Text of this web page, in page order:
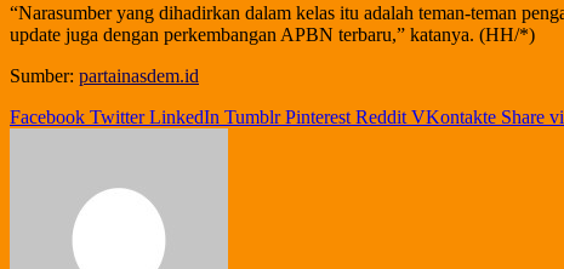
“Narasumber yang dihadirkan dalam kelas itu adalah teman-teman
update juga dengan perkembangan APBN terbaru,” katanya. (HH/*)
Sumber: partainasdem.id
Facebook Twitter LinkedIn Tumblr Pinterest Reddit VKontakte Share